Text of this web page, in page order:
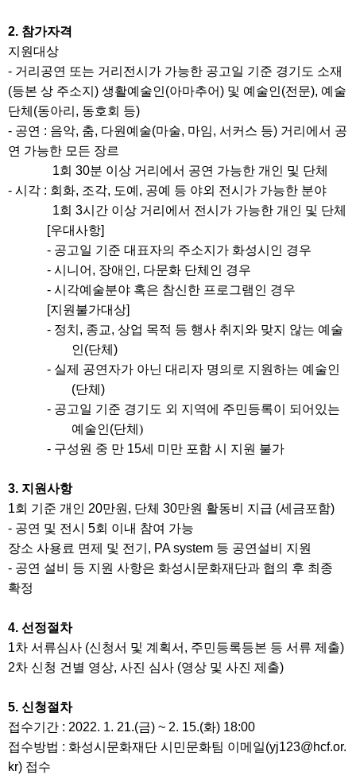
2. 참가자격
지원대상
- 거리공연 또는 거리전시가 가능한 공고일 기준 경기도 소재
(등본 상 주소지 ) 생활예술인(아마추어) 및 예술인(전문), 예술
단체 (동아리 , 동호회 등)
- 공연 : 음악, 춤, 다원예술(마술, 마임, 서커스 등) 거리에서 공
연 가능한 모든 장르
1회 30분 이상 거리에서 공연 가능한 개인 및 단체
- 시각 : 회화, 조각, 도예 , 공예 등 야외 전시가 가능한 분야
1회 3시간 이상 거리에서 전시가 가능한 개인 및 단체
[우대사항]
- 공고일 기준 대표자의 주소지가 화성시인 경우
- 시니어 , 장애인, 다문화 단체인 경우
- 시각예술분야 혹은 참신한 프로그램인 경우
[지원불가대상]
- 정치 , 종교, 상업 목적 등 행사 취지와 맞지 않는 예술
인(단체 )
- 실제 공연자가 아닌 대리자 명의로 지원하는 예술인
(단체 )
- 공고일 기준 경기도 외 지역에 주민등록이 되어있는
예술인(단체)
- 구성원 중 만 15세 미만 포함 시 지원 불가
3. 지원사항
1회 기준 개인 20만원 , 단체 30만원 활동비 지급 (세금포함)
- 공연 및 전시 5회 이내 참여 가능
장소 사용료 면제 및 전기 , PA system 등 공연설비 지원
- 공연 설비 등 지원 사항은 화성시문화재단과 협의 후 최종
확정
4. 선정절차
1차 서류심사 (신청서 및 계획서 , 주민등록등본 등 서류 제출)
2차 신청 건별 영상, 사진 심사 (영상 및 사진 제출)
5. 신청절차
접수기간 : 2022. 1. 21.(금) ~ 2. 15.(화) 18:00
접수방법 : 화성시문화재단 시민문화팀 이메일(yj123@hcf.or.
kr) 접수